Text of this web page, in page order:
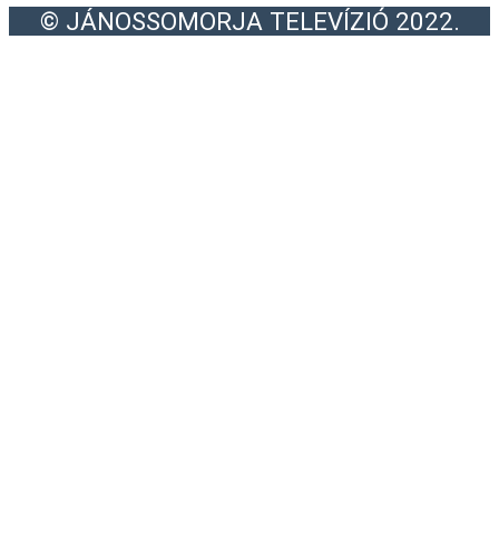
© JÁNOSSOMORJA TELEVÍZIÓ 2022.